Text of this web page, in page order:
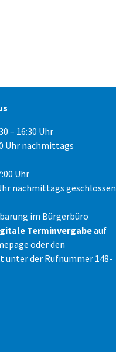
– 16:30 Uhr
Uhr nachmittags
Uhr
nachmittags geschlossen
im Bürgerbüro
Terminvergabeauf
oder den
der Rufnummer 148-